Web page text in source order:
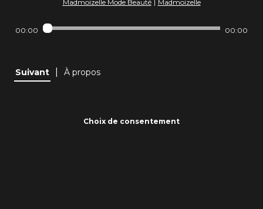
Madmoizelle Mode Beauté | Madmoizelle
00:00 00:00
Suivant À propos
Choix de consentement